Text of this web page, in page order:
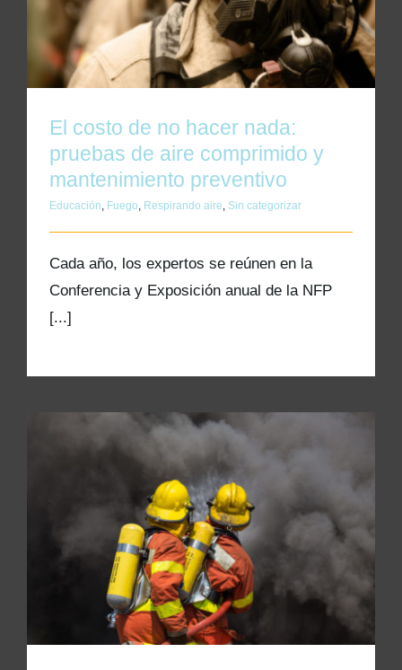
El costo de no hacer nada:
pruebas de aire comprimido y
mantenimiento preventivo
Educación Fuego Respirando aire Sin categorizar
Cada año, los expertos se reúnen en la
Conferencia y Exposición anual de la NFP
[...]
Cómo los bomberos pueden reducir los
riesgos de inhalación